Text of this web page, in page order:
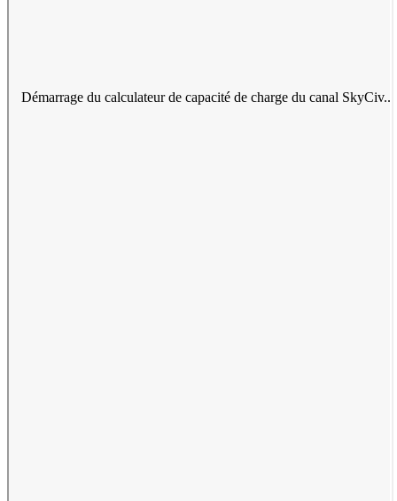
Démarrage du calculateur de capacité de charge du canal SkyCiv..